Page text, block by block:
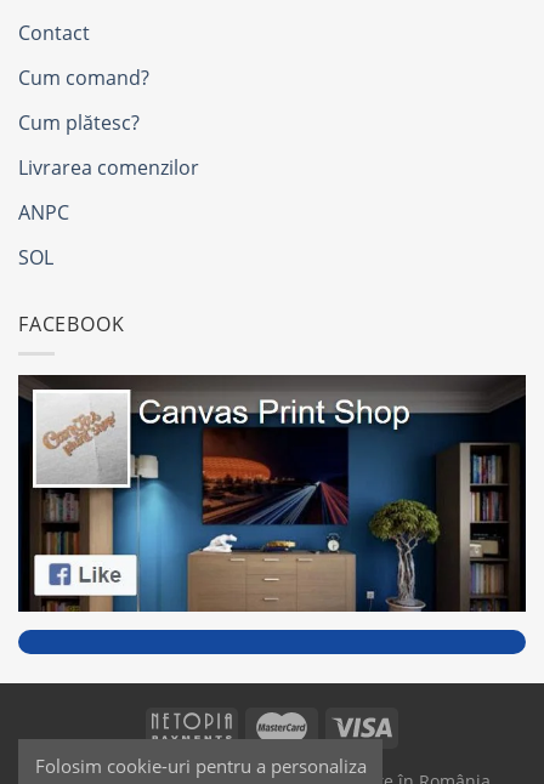
Contact
Cum comand?
Cum plătesc?
Livrarea comenzilor
ANPC
SOL
FACEBOOK
Folosim cookie-uri pentru a personaliza